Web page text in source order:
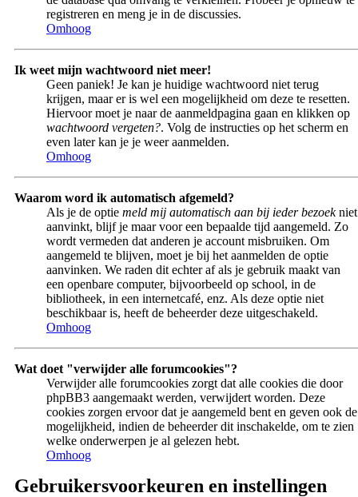
registreren en meng je in de discussies.
Omhoog
Ik weet mijn wachtwoord niet meer!
Geen paniek! Je kan je huidige wachtwoord niet terug
krijgen, maar er is wel een mogelijkheid om deze te resetten.
Hiervoor moet je naar de aanmeldpagina gaan en klikken op
wachtwoord vergeten?. Volg de instructies op het scherm en
even later kan je je weer aanmelden.
Omhoog
Waarom word ik automatisch afgemeld?
Als je de optie meld mij automatisch aan bij ieder bezoekniet
aanvinkt, blijf je maar voor een bepaalde tijd aangemeld. Zo
wordt vermeden dat anderen je account misbruiken. Om
aangemeld te blijven, moet je bij het aanmelden de optie
aanvinken. We raden dit echter af als je gebruik maakt van
een openbare computer, bijvoorbeeld op school, in de
bibliotheek, in een internetcafé, enz. Als deze optie niet
beschikbaar is, heeft de beheerder deze uitgeschakeld.
Omhoog
Wat doet "verwijder alle forumcookies"?
Verwijder alle forumcookies zorgt dat alle cookies die door
phpBB3 aangemaakt werden, verwijdert worden. Deze
cookies zorgen ervoor dat je aangemeld bent en geven ook de
mogelijkheid, indien de beheerder dit inschakelde, om te zien
welke onderwerpen je al gelezen hebt.
Omhoog
Gebruikersvoorkeuren en instellingen